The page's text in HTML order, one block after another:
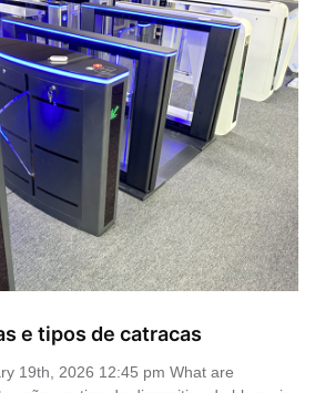
e tipos de catracas
19th, 2026 12:45 pm What are